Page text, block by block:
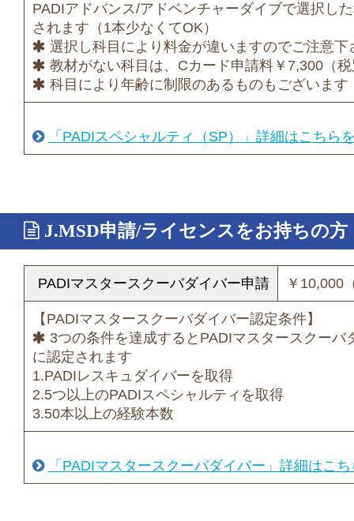
PADIアドバンス/アドベンチャーダイブで選択し
されます（1本少なくてOK）
選択し科目により料金が違いますのでご注意下
教材がない科目は、Cカード申請料￥7,300（
科目により年齢に制限のあるものもございます
「PADIスペシャルティ（SP）」詳細はこちら
J.MSD申請/ライセンスをお持ちの方
PADIマスタースクーバダイバー申請 ￥10,000
【PADIマスタースクーバダイバー認定条件】
3つの条件を達成するとPADIマスタースクーバ
に認定されます
1.PADIレスキュダイバーを取得
2.5つ以上のPADIスペシャルティを取得
3.50本以上の経験本数
「PADIマスタースクーバダイバー」詳細はこ